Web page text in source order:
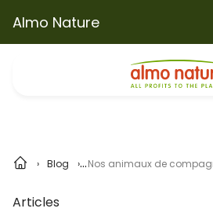
Almo Nature
Blog Nos animaux de
Articles